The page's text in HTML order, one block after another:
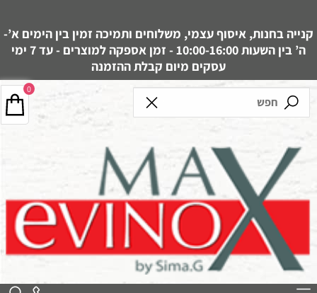
קנייה בחנות, איסוף עצמי, משלוחים ותמיכה זמין בין הימים א’-
ה’ בין השעות 10:00-16:00 - זמן אספקה למוצרים - עד 7 ימי
עסקים מיום קבלת ההזמנה
0